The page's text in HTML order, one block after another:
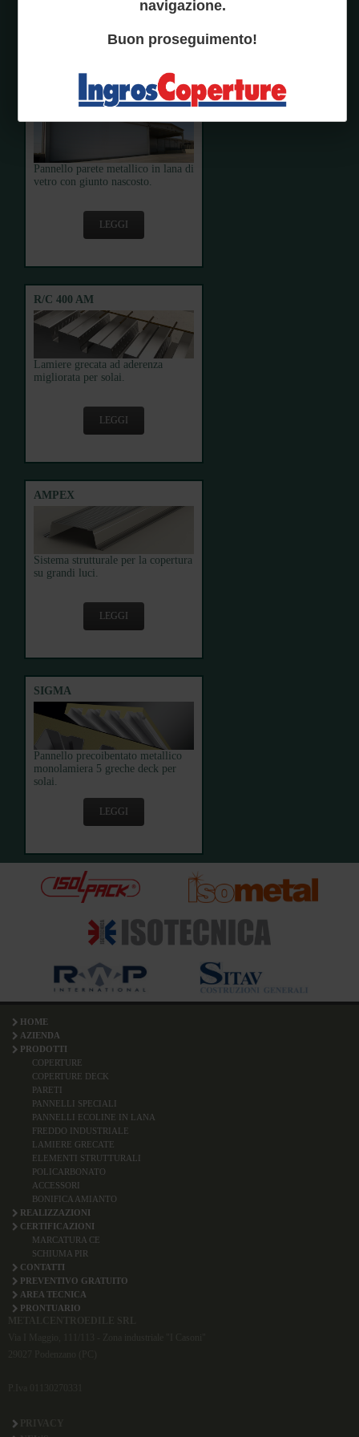
FIBERSTAR G
Pannello parete metallico in lana di
vetro con giunto nascosto.
LEGGI
R/C 400 AM
Lamiere grecata ad aderenza
migliorata per solai.
LEGGI
AMPEX
Sistema strutturale per la copertura
su grandi luci.
LEGGI
SIGMA
Pannello precoibentato metallico
monolamiera 5 greche deck per
solai.
LEGGI
HOME
AZIENDA
PRODOTTI
COPERTURE
COPERTURE DECK
PARETI
PANNELLI SPECIALI
PANNELLI ECOLINE IN LANA
FREDDO INDUSTRIALE
LAMIERE GRECATE
ELEMENTI STRUTTURALI
POLICARBONATO
ACCESSORI
BONIFICA AMIANTO
REALIZZAZIONI
CERTIFICAZIONI
MARCATURA CE
SCHIUMA PIR
CONTATTI
PREVENTIVO GRATUITO
AREA TECNICA
PRONTUARIO
navigazione.
Buon proseguimento!